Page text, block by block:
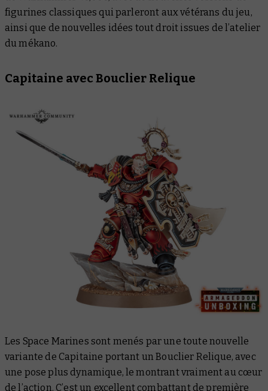
figurines classiques qui parleront aux vétérans du jeu,
ainsi que de nouvelles idées tout droit issues de l’atelier
du mékano.
Capitaine avec Bouclier Relique
Les Space Marines sont menés par une toute nouvelle
variante de Capitaine portant un Bouclier Relique, avec
une pose plus dynamique, le montrant vraiment au cœur
de l’action. C’est un excellent combattant de première